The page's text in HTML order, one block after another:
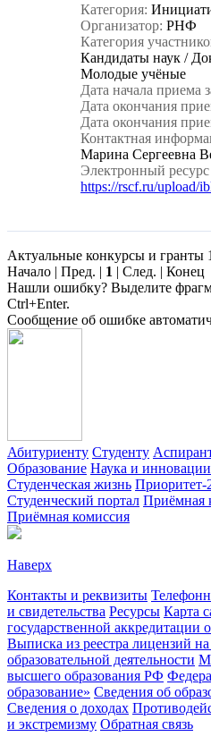
Категория:
Организатор: РНФ
Категория
Кандидаты наук /
Молодые учёные
Дата начала приема
Дата окончания
Дата окончания
Контактная
Марина Сергеевна
Электронный ресурс
https://rscf.ru/upload/
Актуальные конкурсы и гранты
Начало | Пред. | 1 | След. | Конец
Нашли ошибку? Выделите
Ctrl+Enter.
Сообщение об ошибке
Абитуриенту Студенту
Образование Наука и инновации
Студенческая жизнь Приоритет-
Студенческий портал Приёмная
Приёмная комиссия
Наверх
Контакты и реквизиты
и свидетельства Ресурсы Карта
государственной аккредитации
Выписка из реестра лицензий
образовательной деятельности
высшего образования РФ
образование» Сведения об
Сведения о доходах
и экстремизму Обратная связь